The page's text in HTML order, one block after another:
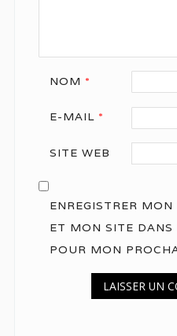
NOM *
E-MAIL *
SITE WEB
ENREGISTRER
ET MON SITE DANS
POUR MON